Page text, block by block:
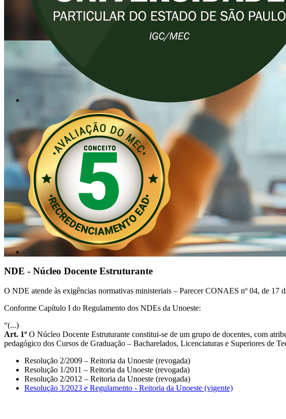
NDE - Núcleo Docente Estruturante
O NDE atende às exigências normativas ministeriais – Parecer CONAES nº 04, de 17
Conforme Capítulo I do Regulamento dos NDEs da Unoeste:
“(...)
Art. 1º O Núcleo Docente Estruturante constitui-se de um grupo de docentes, com
pedagógico dos Cursos de Graduação – Bacharelados, Licenciaturas e Superiores de
Resolução 2/2009 – Reitoria da Unoeste (revogada)
Resolução 1/2011 – Reitoria da Unoeste (revogada)
Resolução 2/2012 – Reitoria da Unoeste (revogada)
Resolução 3/2023 e Regulamento - Reitoria da Unoeste (vigente)